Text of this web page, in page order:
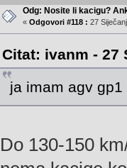
Odg: Nosite li kacigu?
« Odgovori #118 : 27
Citat: ivanm - 27
ja imam agv
Do 130-150